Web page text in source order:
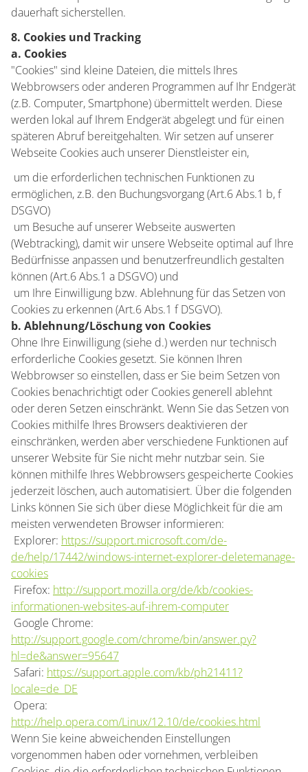
dauerhaft sicherstellen.
8. Cookies und Tracking
a. Cookies
"Cookies" sind kleine Dateien, die mittels Ihres
Webbrowsers oder anderen Programmen auf Ihr Endgerät
(z.B. Computer, Smartphone) übermittelt werden. Diese
werden lokal auf Ihrem Endgerät abgelegt und für einen
späteren Abruf bereitgehalten. Wir setzen auf unserer
Webseite Cookies auch unserer Dienstleister ein,
 um die erforderlichen technischen Funktionen zu
ermöglichen, z.B. den Buchungsvorgang (Art.6 Abs.1 b, f
DSGVO)
 um Besuche auf unserer Webseite auswerten
(Webtracking), damit wir unsere Webseite optimal auf Ihre
Bedürfnisse anpassen und benutzerfreundlich gestalten
können (Art.6 Abs.1 a DSGVO) und
 um Ihre Einwilligung bzw. Ablehnung für das Setzen von
Cookies zu erkennen (Art.6 Abs.1 f DSGVO).
b. Ablehnung/Löschung von Cookies
Ohne Ihre Einwilligung (siehe d.) werden nur technisch
erforderliche Cookies gesetzt. Sie können Ihren
Webbrowser so einstellen, dass er Sie beim Setzen von
Cookies benachrichtigt oder Cookies generell ablehnt
oder deren Setzen einschränkt. Wenn Sie das Setzen von
Cookies mithilfe Ihres Browsers deaktivieren der
einschränken, werden aber verschiedene Funktionen auf
unserer Website für Sie nicht mehr nutzbar sein. Sie
können mithilfe Ihres Webbrowsers gespeicherte Cookies
jederzeit löschen, auch automatisiert. Über die folgenden
Links können Sie sich über diese Möglichkeit für die am
meisten verwendeten Browser informieren:
 Explorer: https://support.microsoft.com/de-
de/help/17442/windows-internet-explorer-deletemanage-
cookies
 Firefox: http://support.mozilla.org/de/kb/cookies-
informationen-websites-auf-ihrem-computer
 Google Chrome:
http://support.google.com/chrome/bin/answer.py?
hl=de&answer=95647
 Safari: https://support.apple.com/kb/ph21411?
locale=de_DE
 Opera:
http://help.opera.com/Linux/12.10/de/cookies.html
Wenn Sie keine abweichenden Einstellungen
vorgenommen haben oder vornehmen, verbleiben